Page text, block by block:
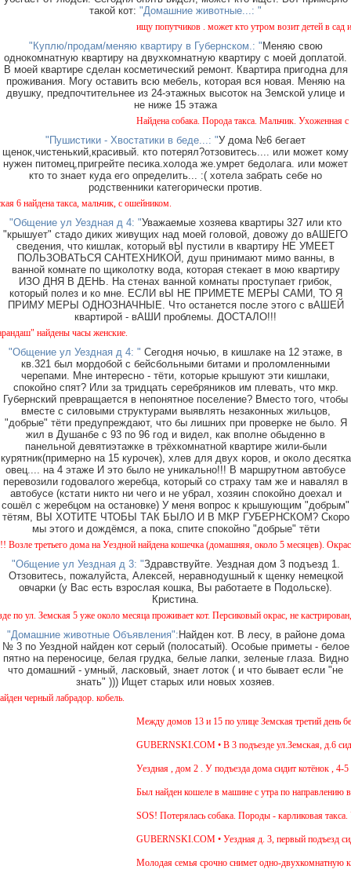
такой кот: "Домашние животные...: "
ищу попутчиков . может кто утром возит детей в сад
"Куплю/продам/меняю квартиру в Губернском.: " Меняю свою
однокомнатную квартиру на двухкомнатную квартиру с моей доплатой.
В моей квартире сделан косметический ремонт. Квартира пригодна для
проживания. Могу оставить всю мебель, которая вся новая. Меняю на
двушку, предпочтительнее из 24-этажных высоток на Земской улице и
не ниже 15 этажа
Найдена собака. Порода такса. Мальчик. Ухоженная с
"Пушистики - Хвостатики в беде...: "У дома №6 бегает
щенок,чистенький,красивый. кто потерял?отзовитесь.... или может кому
нужен питомец,пригрейте песика.холода же.умрет бедолага. или может
кто то знает куда его определить... :( хотела забрать себе но
родственники категорически против.
такса, мальчик, с ошейником.
"Общение ул Уездная д 4: "Уважаемые хозяева квартиры 327 или кто
"крышует" стадо диких живущих над моей головой, довожу до вАШЕГО
сведения, что кишлак, который вЫ пустили в квартиру НЕ УМЕЕТ
ПОЛЬЗОВАТЬСЯ САНТЕХНИКОЙ, душ принимают мимо ванны, в
ванной комнате по щиколотку вода, которая стекает в мою квартиру
ИЗО ДНЯ В ДЕНЬ. На стенах ванной комнаты проступает грибок,
который полез и ко мне. ЕСЛИ вЫ НЕ ПРИМЕТЕ МЕРЫ САМИ, ТО Я
ПРИМУ МЕРЫ ОДНОЗНАЧНЫЕ. Что останется после этого с вАШЕЙ
квартирой - вАШИ проблемы. ДОСТАЛО!!!
найдены часы женские.
"Общение ул Уездная д 4: " Сегодня ночью, в кишлаке на 12 этаже, в
кв.321 был мордобой с бейсбольными битами и проломленными
черепами. Мне интересно - тёти, которые крышуют эти кишлаки,
спокойно спят? Или за тридцать серебряников им плевать, что мкр.
Губернский превращается в непонятное поселение? Вместо того, чтобы
вместе с силовыми структурами выявлять незаконных жильцов,
"добрые" тёти предупреждают, что бы лишних при проверке не было. Я
жил в Душанбе с 93 по 96 год и видел, как вполне обыденно в
панельной девятиэтажке в трёхкомнатной квартире жили-были
курятник(примерно на 15 курочек), хлев для двух коров, и около десятка
овец.... на 4 этаже И это было не уникально!!! В маршрутном автобусе
перевозили годовалого жеребца, который со страху там же и навалял в
автобусе (кстати никто ни чего и не убрал, хозяин спокойно доехал и
сошёл с жеребцом на остановке) У меня вопрос к крышующим "добрым"
тётям, ВЫ ХОТИТЕ ЧТОБЫ ТАК БЫЛО И В МКР ГУБЕРНСКОМ? Скоро
мы этого и дождёмся, а пока, спите спокойно "добрые" тёти
дома на Уездной найдена кошечка (домашняя, около 5 месяцев). Окрас -
"Общение ул Уездная д 3: "Здравствуйте. Уездная дом 3 подъезд 1.
Отзовитесь, пожалуйста, Алексей, неравнодушный к щенку немецкой
овчарки (у Вас есть взрослая кошка, Вы работаете в Подольске).
Кристина.
Земская 5 уже около месяца проживает кот. Персиковый окрас, не кастрирован,
"Домашние животные Объявления": Найден кот. В лесу, в районе дома
№ 3 по Уездной найден кот серый (полосатый). Особые приметы - белое
пятно на переносице, белая грудка, белые лапки, зеленые глаза. Видно
что домашний - умный, ласковый, знает лоток ( и что бывает если "не
знать" ))) Ищет старых или новых хозяев.
лабрадор. кобель.
Между домов 13 и 15 по улице Земская третий день
GUBERNSKI.COM • В 3 подъезде ул.Земская, д.6
Уездная , дом 2 . У подъезда дома сидит котёнок , 4-5
Был найден кошеле в машине с утра по направлению в
SOS! Потерялась собака. Породы - карликовая такса.
GUBERNSKI.COM • Уездная д. 3, первый подъезд
Молодая семья срочно снимет одно-двухкомнатную